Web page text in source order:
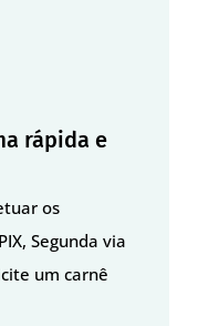
rápida e
os
Segunda via
um carnê